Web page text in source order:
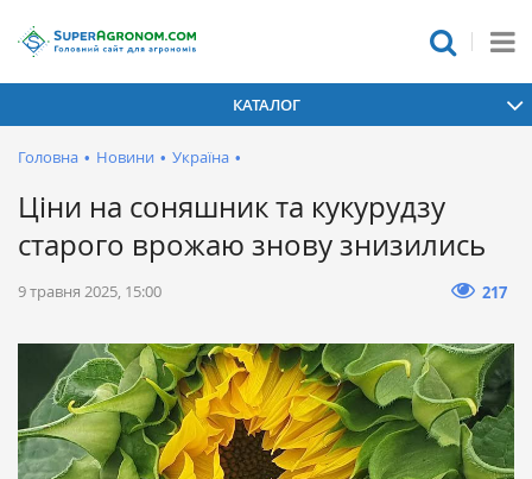
КАТАЛОГ
Головна • Новини • Україна •
Ціни на соняшник та кукурудзу
старого врожаю знову знизились
9 травня 2025, 15:00 217